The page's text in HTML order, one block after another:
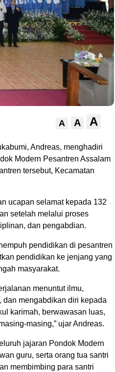
A A A
Andreas, menghadiri
Modern Pesantren Assalam
tersebut, Kecamatan
ucapan selamat kepada 132
setelah melalui proses
dan pengabdian.
pendidikan di pesantren
pendidikan ke jenjang yang
masyarakat.
menuntut ilmu,
dan mengabdikan diri kepada
karimah, berwawasan luas,
masing,” ujar Andreas.
jajaran Pondok Modern
guru, serta orang tua santri
membimbing para santri